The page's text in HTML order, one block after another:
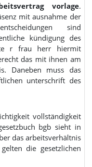
vorlage.
mit ausnahme der
sind
kündigung des
r frau herr hiermit
das mit ihnen am
Daneben muss das
unterschrift des
vollständigkeit
bgb sieht in
das arbeitsverhältnis
die gesetzlichen